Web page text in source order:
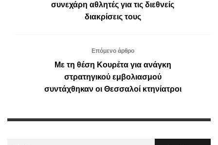
συνεχάρη αθλητές για τις διεθνείς
διακρίσεις τους
Επόμενο άρθρο
Με τη θέση Κουρέτα για ανάγκη
στρατηγικού εμβολιασμού
συντάχθηκαν οι Θεσσαλοί κτηνίατροι